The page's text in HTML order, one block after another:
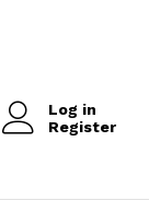
Log in
Register